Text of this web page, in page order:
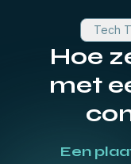
Tech
Hoe
met
Een